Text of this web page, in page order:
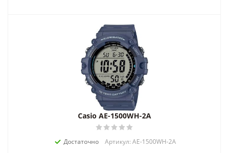
Casio AE-1500WH-2A
Достаточно Артикул: AE-1500WH-2A